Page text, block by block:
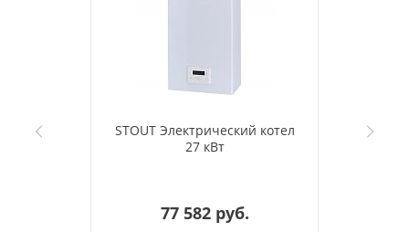
STOUT Электрический котел
27 кВт
77 582 руб.